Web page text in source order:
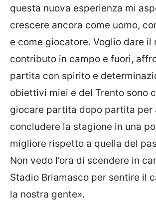
questa nuova esperienza mi
crescere ancora come uomo,
e come giocatore. Voglio dare il
contributo in campo e fuori,
partita con spirito e
obiettivi miei e del Trento sono
giocare partita dopo partita per
concludere la stagione in una
migliore rispetto a quella del
Non vedo l’ora di scendere in
Stadio Briamasco per sentire il
la nostra gente».